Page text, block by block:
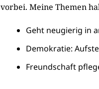
vorbei. Meine Themen
Geht neugierig in
Demokratie:
Freundschaft